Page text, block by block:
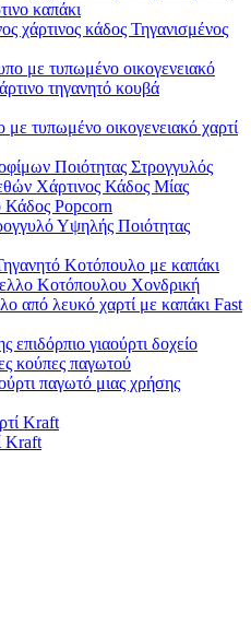
χάρτινος κάδος Τηγανισμένος
τυπωμένο οικογενειακό χαρτί
Υψηλής Ποιότητας
από λευκό χαρτί με καπάκι Fast
παγωτό μιας χρήσης
Kraft